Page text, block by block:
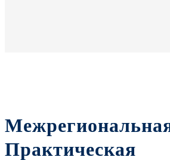
Практическая